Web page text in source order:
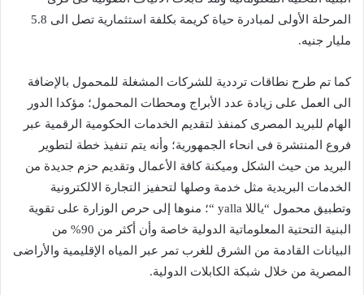
المرحلة الأولى لمبادرة حياة كريمة بكلفة استثمارية تصل الى 5.8
مليار جنيه.
كما تم طرح نطاقات ترددية للشركات المشغلة للمحمول بالإضافة
الى العمل على زيادة عدد الأبراج ومحطات المحمول؛ مؤكدا الدور
الهام للبريد المصرى كمنفذ لتقديم الخدمات الحكومية الرقمية عبر
فروع المنتشرة فى انحاء الجمهورية؛ وأنه يتم تنفيذ خطة لتطوير
البريد من حيث الشكل وميكنة كافة الأعمال وتقديم حزم جديدة من
الخدمات البريدية مثل خدمة وصلها لتحفيز التجارة الالكترونية
وتطبيق محمول “ياللا yalla “؛ منوها إلى حرص الوزارة على تقوية
البنية التحتية المعلوماتية الدولية خاصة وأن أكثر من 90% من
البيانات القادمة من الشرق للغرب تمر عبر المياه الإقليمية والأراضى
المصرية من خلال شبكة الكابلات الدولية.